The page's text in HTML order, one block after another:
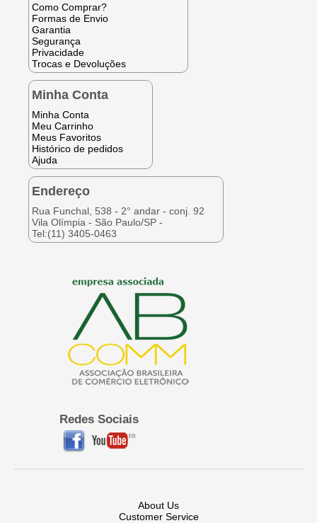
Como Comprar?
Formas de Envio
Garantia
Segurança
Privacidade
Trocas e Devoluções
Minha Conta
Minha Conta
Meu Carrinho
Meus Favoritos
Histórico de pedidos
Ajuda
Endereço
Rua Funchal, 538 - 2° andar - conj. 92
Vila Olímpia - São Paulo/SP -
Tel:(11) 3405-0463
Redes Sociais
About Us
Customer Service